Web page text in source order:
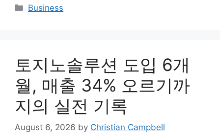
Categories
Business
토지노솔루션 도입 6개
월, 매출 34% 오르기까
지의 실전 기록
August 6, 2026 by Christian Campbell